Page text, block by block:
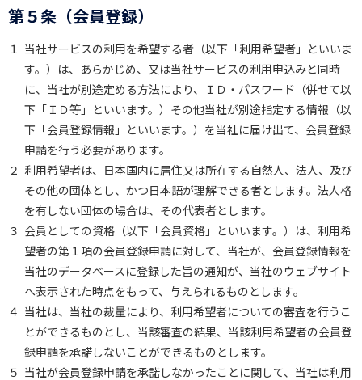
第５条（会員登録）
１ 当社サービスの利用を希望する者（以下「利用希望者」といいま
す。）は、あらかじめ、又は当社サービスの利用申込みと同時
に、当社が別途定める方法により、ＩＤ・パスワード（併せて以
下「ＩＤ等」といいます。）その他当社が別途指定する情報（以
下「会員登録情報」といいます。）を当社に届け出て、会員登録
申請を行う必要があります。
２ 利用希望者は、日本国内に居住又は所在する自然人、法人、及び
その他の団体とし、かつ日本語が理解できる者とします。法人格
を有しない団体の場合は、その代表者とします。
３ 会員としての資格（以下「会員資格」といいます。）は、利用希
望者の第１項の会員登録申請に対して、当社が、会員登録情報を
当社のデータベースに登録した旨の通知が、当社のウェブサイト
へ表示された時点をもって、与えられるものとします。
４ 当社は、当社の裁量により、利用希望者についての審査を行うこ
とができるものとし、当該審査の結果、当該利用希望者の会員登
録申請を承諾しないことができるものとします。
５ 当社が会員登録申請を承諾しなかったことに関して、当社は利用